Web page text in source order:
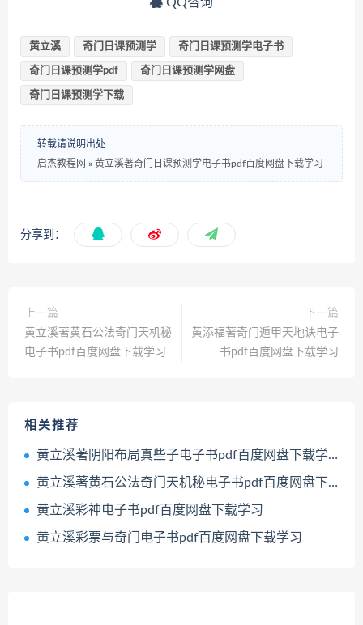
黄立溪 奇门日课预测学 奇门日课预测学电子书
奇门日课预测学pdf 奇门日课预测学网盘
奇门日课预测学下载
转载请说明出处
启杰教程网 » 黄立溪著奇门日课预测学电子书pdf百度网盘下载学习
分享到：
上一篇
黄立溪著黄石公法奇门天机秘
电子书pdf百度网盘下载学习
下一篇
黄添福著奇门遁甲天地诀电子
书pdf百度网盘下载学习
相关推荐
黄立溪著阴阳布局真些子电子书pdf百度网盘下载学习
黄立溪著黄石公法奇门天机秘电子书pdf百度网盘下载学习
黄立溪彩神电子书pdf百度网盘下载学习
黄立溪彩票与奇门电子书pdf百度网盘下载学习